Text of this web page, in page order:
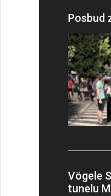
Posbud
Vögele
tunelu